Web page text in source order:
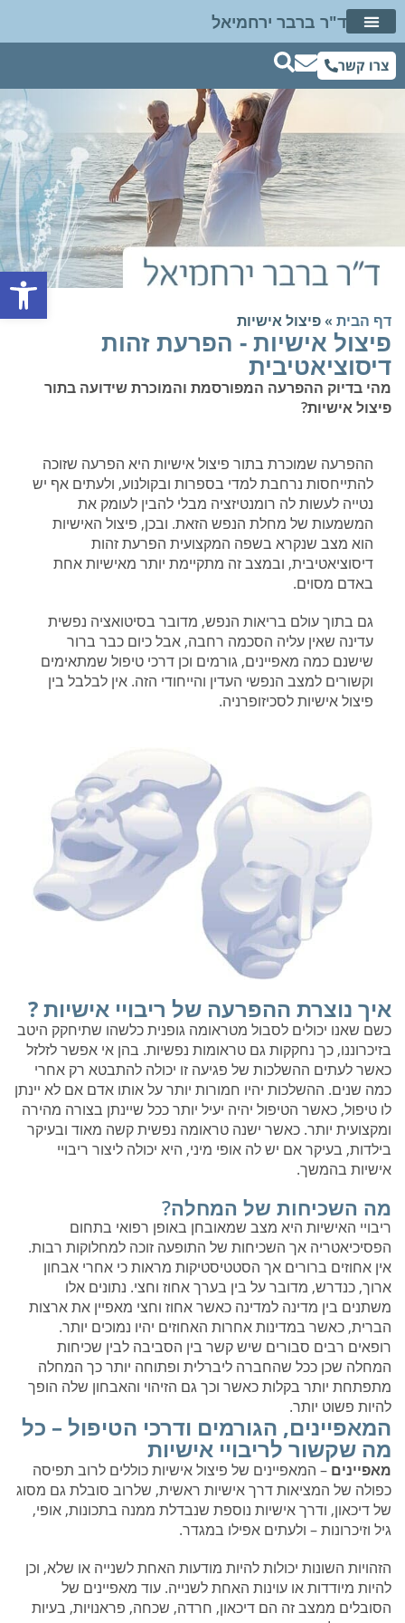
ד"ר ברבר ירחמיאל
צרו קשר
דף הבית »פיצול אישיות
פיצול אישיות - הפרעת זהות
דיסוציאטיבית
מהי בדיוק ההפרעה המפורסמת והמוכרת שידועה בתור
פיצול אישיות?
ההפרעה שמוכרת בתור פיצול אישיות היא הפרעה שזוכה
להתייחסות נרחבת למדי בספרות ובקולנוע, ולעתים אף יש
נטייה לעשות לה רומנטיזציה מבלי להבין לעומק את
המשמעות של מחלת הנפש הזאת. ובכן, פיצול האישיות
הוא מצב שנקרא בשפה המקצועית הפרעת זהות
דיסוציאטיבית, ובמצב זה מתקיימת יותר מאישיות אחת
באדם מסוים.
גם בתוך עולם בריאות הנפש, מדובר בסיטואציה נפשית
עדינה שאין עליה הסכמה רחבה, אבל כיום כבר ברור
שישנם כמה מאפיינים, גורמים וכן דרכי טיפול שמתאימים
וקשורים למצב הנפשי העדין והייחודי הזה. אין לבלבל בין
פיצול אישיות לסכיזופרניה.
איך נוצרת ההפרעה של ריבויי אישיות ?
כשם שאנו יכולים לסבול מטראומה גופנית כלשהו שתיחקק היטב
בזיכרוננו, כך נחקקות גם טראומות נפשיות. בהן אי אפשר לזלזל
כאשר לעתים ההשלכות של פגיעה זו יכולה להתבטא רק אחרי
כמה שנים. ההשלכות יהיו חמורות יותר על אותו אדם אם לא יינתן
לו טיפול, כאשר הטיפול יהיה יעיל יותר ככל שיינתן בצורה מהירה
ומקצועית יותר. כאשר ישנה טראומה נפשית קשה מאוד ובעיקר
בילדות, בעיקר אם יש לה אופי מיני, היא יכולה ליצור ריבויי
אישיות בהמשך.
מה השכיחות של המחלה?
ריבויי האישיות היא מצב שמאובחן באופן רפואי בתחום
הפסיכיאטריה אך השכיחות של התופעה זוכה למחלוקות רבות.
אין אחוזים ברורים אך הסטטיסטיקות מראות כי אחרי אבחון
ארוך, כנדרש, מדובר על בין בערך אחוז וחצי. נתונים אלו
משתנים בין מדינה למדינה כאשר אחוז וחצי מאפיין את ארצות
הברית, כאשר במדינות אחרות האחוזים יהיו נמוכים יותר.
רופאים רבים סבורים שיש קשר בין הסביבה לבין שכיחות
המחלה שכן ככל שהחברה ליברלית ופתוחה יותר כך המחלה
מתפתחת יותר בקלות כאשר וכך גם הזיהוי והאבחון שלה הופך
להיות פשוט יותר.
המאפיינים, הגורמים ודרכי הטיפול – כל
מה שקשור לריבויי אישיות
מאפיינים – המאפיינים של פיצול אישיות כוללים לרוב תפיסה
כפולה של המציאות דרך אישיות ראשית, שלרוב סובלת גם מסוג
של דיכאון, ודרך אישיות נוספת שנבדלת ממנה בתכונות, אופי,
גיל וזיכרונות – ולעתים אפילו במגדר.
הזהויות השונות יכולות להיות מודעות האחת לשנייה או שלא, וכן
להיות מיודדות או עוינות האחת לשנייה. עוד מאפיינים של
הסובלים ממצב זה הם דיכאון, חרדה, שכחה, פראנויות, בעיות
פתח סרגל נגישות